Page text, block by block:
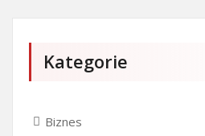
Kategorie
Biznes